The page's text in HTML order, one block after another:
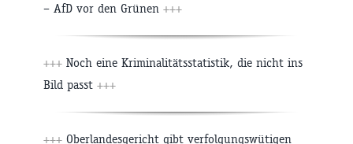
– AfD vor den Grünen +++
+++ Noch eine Kriminalitätsstatistik, die nicht ins
Bild passt +++
+++ Oberlandesgericht gibt verfolgungswütigen